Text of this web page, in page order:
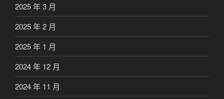
2025 年 3 月
2025 年 2 月
2025 年 1 月
2024 年 12 月
2024 年 11 月